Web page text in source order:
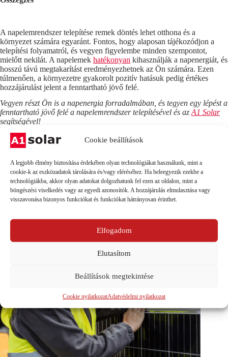
Cookie beállítások
A legjobb élmény biztosítása érdekében olyan technológiákat használunk, mint a
cookie-k az eszközadatok tárolására és/vagy eléréséhez. Ha beleegyezik ezekbe a
technológiákba, akkor olyan adatokat dolgozhatunk fel ezen az oldalon, mint a
böngészési viselkedés vagy az egyedi azonosítók. A hozzájárulás elmulasztása vagy
visszavonása bizonyos funkciókat és funkciókat hátrányosan érinthet.
Elfogadom
Elutasítom
Beállítások megtekintése
Cookie nyilatkozatAdatvédelmi nyilatkozat
A napelemrendszer telepítése remek döntés lehet otthona és a
környezet számára egyaránt. Fontos, hogy alaposan tájékozódjon a
telepítési folyamatról, és vegyen figyelembe minden szempontot,
mielőtt nekilát. A napelemek hatékonyan kihasználják a napenergiát, és
hosszú távú megtakarítást eredményezhetnek az Ön számára. Ezen
túlmenően, a környezetre gyakorolt pozitív hatásuk pedig értékes
hozzájárulást jelent a fenntartható jövő felé.
Vegyen részt Ön is a napenergia forradalmában, és tegyen egy lépést a
fenntartható jövő felé a napelemrendszer telepítésével és az A1 Solar
segítségével!
PREVIOUS NEXT
Ezek is érdekelhetnek...